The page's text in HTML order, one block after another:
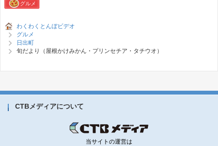
グルメ
わくわくとんぼビデオ
グルメ
日出町
旬だより（屋根かけみかん・プリンセチア・タチウオ）
CTBメディアについて
当サイトの運営は